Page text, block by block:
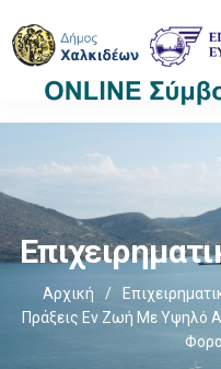
Αρχική /
Πράξεις Εν Ζωή Με Υψηλό